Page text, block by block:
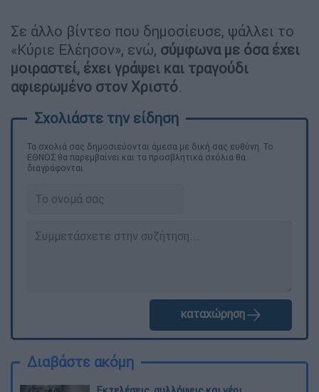
Σε άλλο βίντεο που δημοσίευσε, ψάλλει το
«Κύριε Ελέησον», ενώ, σύμφωνα με όσα έχει
μοιραστεί, έχει γράψει και τραγούδι
αφιερωμένο στον Χριστό.
Τα σχολιά σας δημοσιεύονται άμεσα με δική σας ευθύνη. Το
ΕΘΝΟΣ θα παρεμβαίνει και τα προσβλητικά σχόλια θα
διαγράφονται
καταχώρηση
Διαβάστε ακόμη